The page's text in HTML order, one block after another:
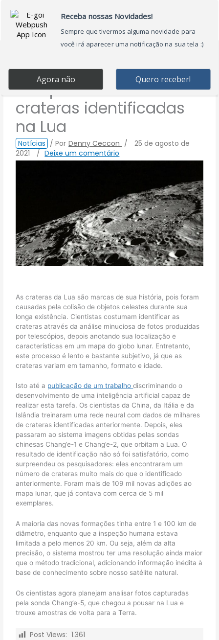
para
conteúdo
IA triplica o número de
crateras identificadas
na Lua
Notícias / Por Denny Ceccon /
25 de agosto de
2021
/ Deixe um comentário
As crateras da Lua são marcas de sua história, pois foram
causadas pela colisão de objetos celestes durante sua
longa existência. Cientistas costumam identificar as
crateras através da análise minuciosa de fotos produzidas
por telescópios, depois anotando sua localização e
características em um mapa do globo lunar. Entretanto,
este processo é lento e bastante subjetivo, já que as
crateras variam em tamanho, formato e idade.
Isto até a publicação de um trabalhodiscriminando o
desenvolvimento de uma inteligência artificial capaz de
realizar esta tarefa. Os cientistas da China, da Itália e da
Islândia treinaram uma rede neural com dados de milhares
de crateras identificadas anteriormente. Depois, eles
passaram ao sistema imagens obtidas pelas sondas
chinesas Chang’e-1 e Chang’e-2, que orbitam a Lua. O
resultado de identificação não só foi satisfatório, como
surpreendeu os pesquisadores: eles encontraram um
número de crateras muito mais do que o identificado
anteriormente. Foram mais de 109 mil novas adições ao
mapa lunar, que já contava com cerca de 5 mil
exemplares.
A maioria das novas formações tinha entre 1 e 100 km de
diâmetro, enquanto que a inspeção humana estava
limitada a pelo menos 20 km. Ou seja, além da alta
precisão, o sistema mostrou ter uma resolução ainda maior
que o método tradicional, adicionando informação inédita à
base de conhecimento sobre nosso satélite natural.
Os cientistas agora planejam analisar fotos capturadas
pela sonda Chang’e-5, que chegou a pousar na Lua e
trouxe amostras de volta para a Terra.
Post Views: 1.361